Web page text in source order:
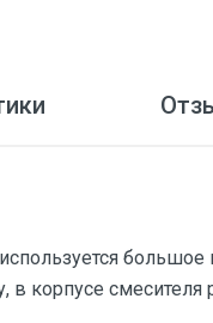
большое
в корпусе